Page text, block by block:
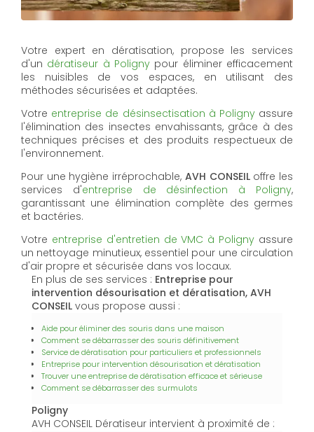
Votre expert en dératisation, propose les services
d'un dératiseur à Poligny pour éliminer efficacement
les nuisibles de vos espaces, en utilisant des
méthodes sécurisées et adaptées.
Votre entreprise de désinsectisation à Polignyassure
l'élimination des insectes envahissants, grâce à des
techniques précises et des produits respectueux de
l'environnement.
Pour une hygiène irréprochable, AVH CONSEILoffre les
services d'entreprise de désinfection à Poligny,
garantissant une élimination complète des germes
et bactéries.
Votre entreprise d'entretien de VMC à Poligny assure
un nettoyage minutieux, essentiel pour une circulation
d'air propre et sécurisée dans vos locaux.
En plus de ses services : Entreprise pour
intervention désourisation et dératisation, AVH
CONSEIL vous propose aussi :
Aide pour éliminer des souris dans une maison
Comment se débarrasser des souris définitivement
Service de dératisation pour particuliers et professionnels
Entreprise pour intervention désourisation et dératisation
Trouver une entreprise de dératisation efficace et sérieuse
Comment se débarrasser des surmulots
Poligny
AVH CONSEIL Dératiseur intervient à proximité de :